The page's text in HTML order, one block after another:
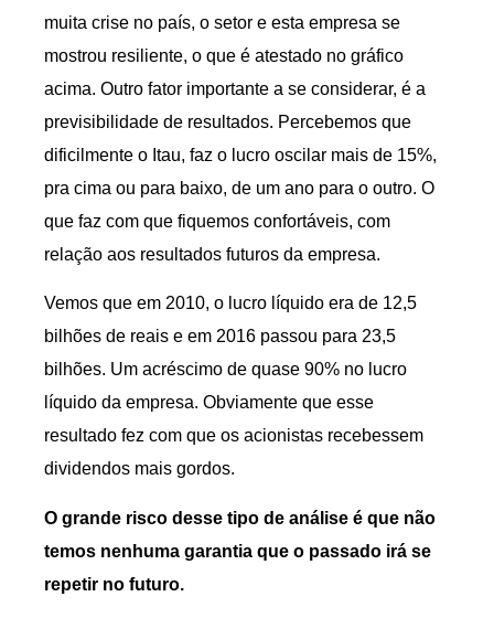
muita crise no país, o setor e esta empresa se
mostrou resiliente, o que é atestado no gráfico
acima. Outro fator importante a se considerar, é a
previsibilidade de resultados. Percebemos que
dificilmente o Itau, faz o lucro oscilar mais de 15%,
pra cima ou para baixo, de um ano para o outro. O
que faz com que fiquemos confortáveis, com
relação aos resultados futuros da empresa.
Vemos que em 2010, o lucro líquido era de 12,5
bilhões de reais e em 2016 passou para 23,5
bilhões. Um acréscimo de quase 90% no lucro
líquido da empresa. Obviamente que esse
resultado fez com que os acionistas recebessem
dividendos mais gordos.
O grande risco desse tipo de análise é que não
temos nenhuma garantia que o passado irá se
repetir no futuro.